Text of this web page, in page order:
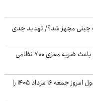
چینی مجهز شد؟/ تهدید جدی
آسوشیتدپرس افشا کرد: حملات سنگین ایران باعث ضربه مغزی ۷۰۰ نظامی
تغییرات شدید محصولات سایپا/ خریداران جدول امروز جمعه ۱۶ مرداد ۱۴۰۵ را